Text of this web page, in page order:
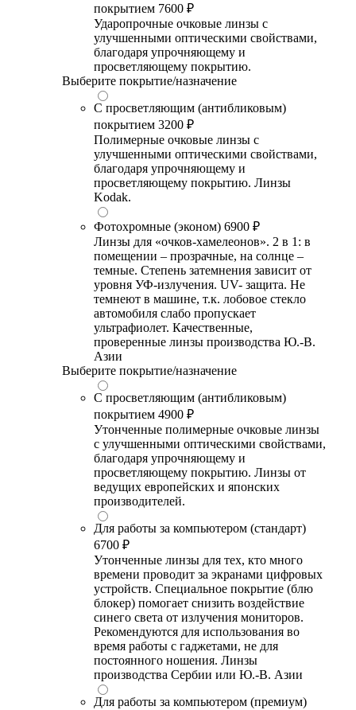
покрытием 7600 ₽
Ударопрочные очковые линзы с
улучшенными оптическими свойствами,
благодаря упрочняющему и
просветляющему покрытию.
Выберите покрытие/назначение
С просветляющим (антибликовым)
покрытием 3200 ₽
Полимерные очковые линзы с
улучшенными оптическими свойствами,
благодаря упрочняющему и
просветляющему покрытию. Линзы
Kodak.
Фотохромные (эконом) 6900 ₽
Линзы для «очков-хамелеонов». 2 в 1: в
помещении – прозрачные, на солнце –
темные. Степень затемнения зависит от
уровня УФ-излучения. UV- защита. Не
темнеют в машине, т.к. лобовое стекло
автомобиля слабо пропускает
ультрафиолет. Качественные,
проверенные линзы производства Ю.-В.
Азии
Выберите покрытие/назначение
С просветляющим (антибликовым)
покрытием 4900 ₽
Утонченные полимерные очковые линзы
с улучшенными оптическими свойствами,
благодаря упрочняющему и
просветляющему покрытию. Линзы от
ведущих европейских и японских
производителей.
Для работы за компьютером (стандарт)
6700 ₽
Утонченные линзы для тех, кто много
времени проводит за экранами цифровых
устройств. Специальное покрытие (блю
блокер) помогает снизить воздействие
синего света от излучения мониторов.
Рекомендуются для использования во
время работы с гаджетами, не для
постоянного ношения. Линзы
производства Сербии или Ю.-В. Азии
Для работы за компьютером (премиум)